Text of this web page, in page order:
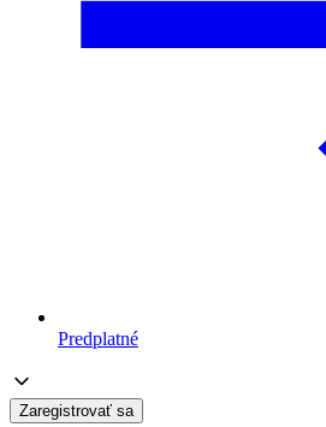
Predplatné
Zaregistrovať sa